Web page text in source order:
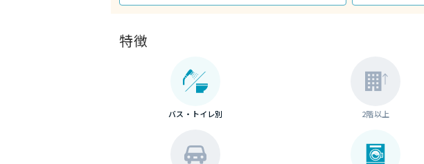
特徴
バス・トイレ別 2階以上